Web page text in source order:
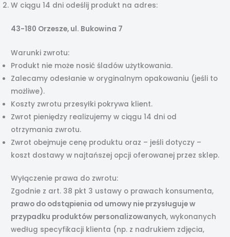
W ciągu 14 dni odeślij produkt na adres:
43-180 Orzesze, ul. Bukowina 7
Warunki zwrotu:
Produkt nie może nosić śladów użytkowania.
Zalecamy odesłanie w oryginalnym opakowaniu (jeśli to
możliwe).
Koszty zwrotu przesyłki pokrywa klient.
Zwrot pieniędzy realizujemy w ciągu 14 dni od
otrzymania zwrotu.
Zwrot obejmuje cenę produktu oraz – jeśli dotyczy –
koszt dostawy w najtańszej opcji oferowanej przez sklep.
Wyłączenie prawa do zwrotu:
Zgodnie z art. 38 pkt 3 ustawy o prawach konsumenta,
prawo do odstąpienia od umowy nie przysługuje w
przypadku produktów personalizowanych, wykonanych
według specyfikacji klienta (np. z nadrukiem zdjęcia,